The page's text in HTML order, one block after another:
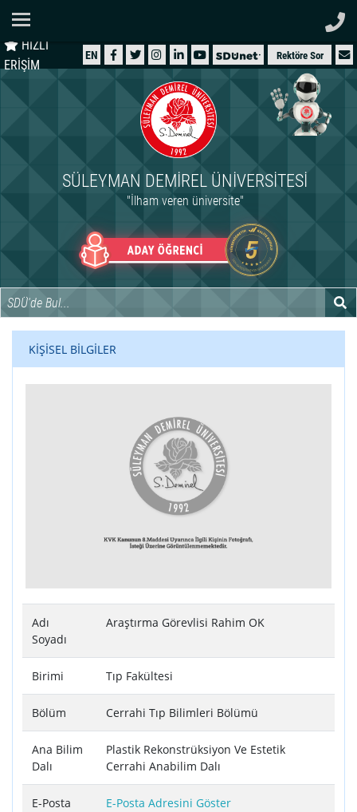
HIZLI
ERİŞİM
EN Rektöre Sor
SÜLEYMAN DEMIREL ÜNIVERSITESI
"İlham veren üniversite"
ÜNİVERSİTEMİZ
İDARİ
ARAŞTIRMA
INTERNATIONAL
KİŞİSEL BİLGİLER
Adı
Soyadı
Araştırma Görevlisi Rahim OK
Birimi Tıp Fakültesi
Bölüm Cerrahi Tıp Bilimleri Bölümü
Ana Bilim
Dalı
Plastik Rekonstrüksiyon Ve Estetik
Cerrahi Anabilim Dalı
E-Posta E-Posta Adresini Göster